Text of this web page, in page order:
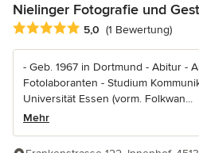
Nielinger Fotografie und
Durchschnittliche Bewertung: 5
5,0 (1 Bewertung)
- Geb. 1967 in Dortmund - Abitur -
Fotolaboranten - Studium
Universität Essen (vorm. Folkwan...
Mehr